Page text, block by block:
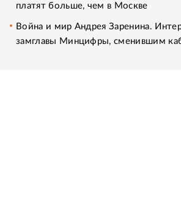
платят больше, чем в Москве
Война и мир Андрея Заренина.
замглавы Минцифры, сменившим